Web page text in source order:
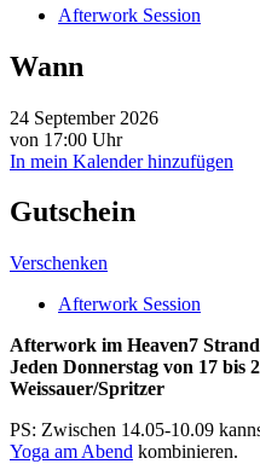
Afterwork Session
Wann
24 September 2026
von 17:00 Uhr
In mein Kalender hinzufügen
Gutschein
Verschenken
Afterwork Session
Afterwork im Heaven7
Jeden Donnerstag von 17 bis
Weissauer/Spritzer
PS: Zwischen 14.05-10.09
Yoga am Abend kombinieren.